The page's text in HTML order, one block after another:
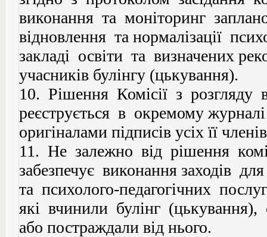
виконання та моніторинг
відновлення та нормалізації
закладі освіти та визначених
учасників булінгу (цькування).
10. Рішення Комісії з розгляду
реєструється в окремому
оригіналами підписів усіх її
11. Не залежно від рішення
забезпечує виконання заходів
та психолого-педагогічних
які вчинили булінг
або постраждали від нього.